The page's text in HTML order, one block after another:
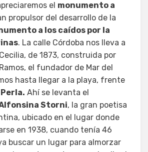
el monumento a
propulsor del desarrollo de la
a los caídos por la
. La calle Córdoba nos lleva a
de 1873, construida por
el fundador de Mar del
hasta llegar a la playa, frente
Ahí se levanta el
Storni, la gran poetisa
ubicado en el lugar donde
en 1938, cuando tenía 46
buscar un lugar para almorzar